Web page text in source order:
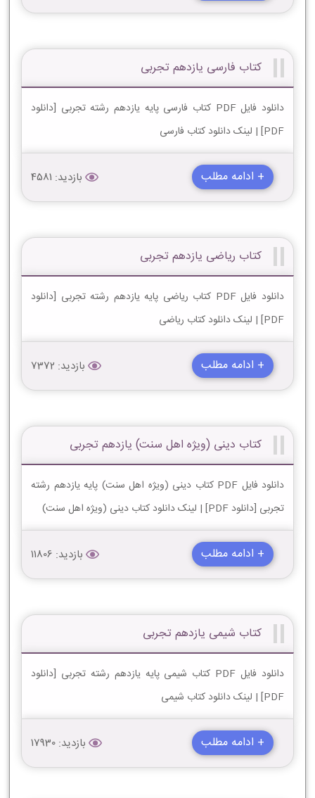
کتاب فارسی یازدهم تجربی
دانلود فایل PDF کتاب فارسی پایه یازدهم رشته تجربی [دانلود
PDF] | لینک دانلود کتاب فارسی
+ ادامه مطلب بازدید: 4581
کتاب ریاضی یازدهم تجربی
دانلود فایل PDF کتاب ریاضی پایه یازدهم رشته تجربی [دانلود
PDF] | لینک دانلود کتاب ریاضی
+ ادامه مطلب بازدید: 7372
کتاب دینی (ویژه اهل سنت) یازدهم تجربی
دانلود فایل PDF کتاب دینی (ویژه اهل سنت) پایه یازدهم رشته
تجربی [دانلود PDF] | لینک دانلود کتاب دینی (ویژه اهل سنت)
+ ادامه مطلب بازدید: 11806
کتاب شیمی یازدهم تجربی
دانلود فایل PDF کتاب شیمی پایه یازدهم رشته تجربی [دانلود
PDF] | لینک دانلود کتاب شیمی
+ ادامه مطلب بازدید: 17930